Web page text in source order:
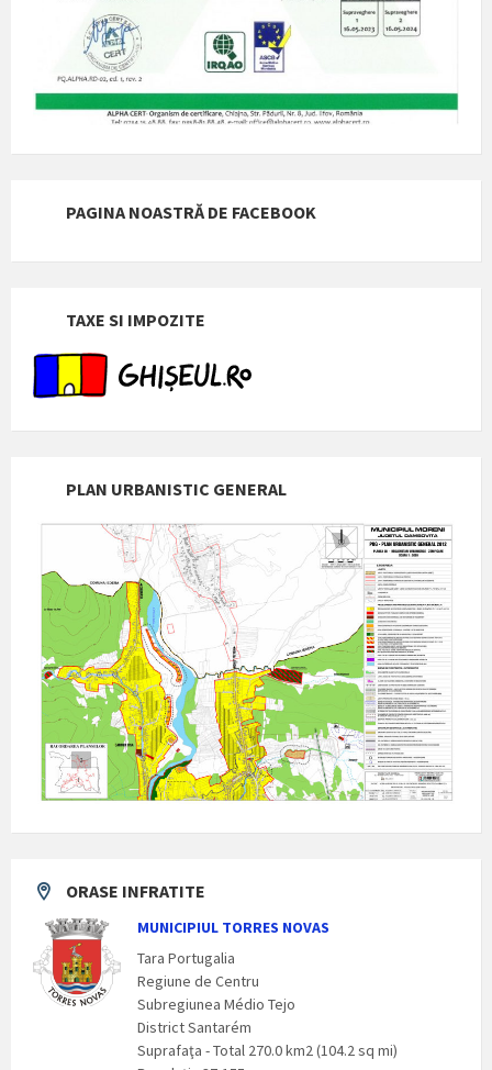
PAGINA NOASTRĂ DE FACEBOOK
TAXE SI IMPOZITE
PLAN URBANISTIC GENERAL
ORASE INFRATITE
MUNICIPIUL TORRES NOVAS
Tara Portugalia
Regiune de Centru
Subregiunea Médio Tejo
District Santarém
Suprafaţa - Total 270.0 km2 (104.2 sq mi)